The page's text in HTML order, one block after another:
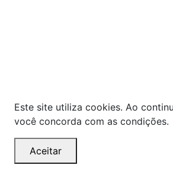
Este site utiliza cookies. Ao
você concorda com as condições.
Aceitar